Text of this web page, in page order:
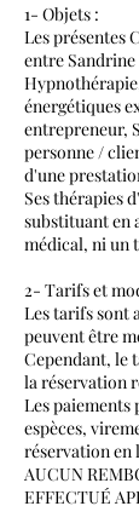
1- Objets :
Les présentes
entre Sandrine
énergétiques
entrepreneur,
personne /
d'une
Ses thérapies
substituant en
médical, ni un
2- Tarifs et
Les tarifs sont
peuvent être
Cependant, le
la réservation
Les paiements
espèces,
réservation en
AUCUN
EFFECTUÉ